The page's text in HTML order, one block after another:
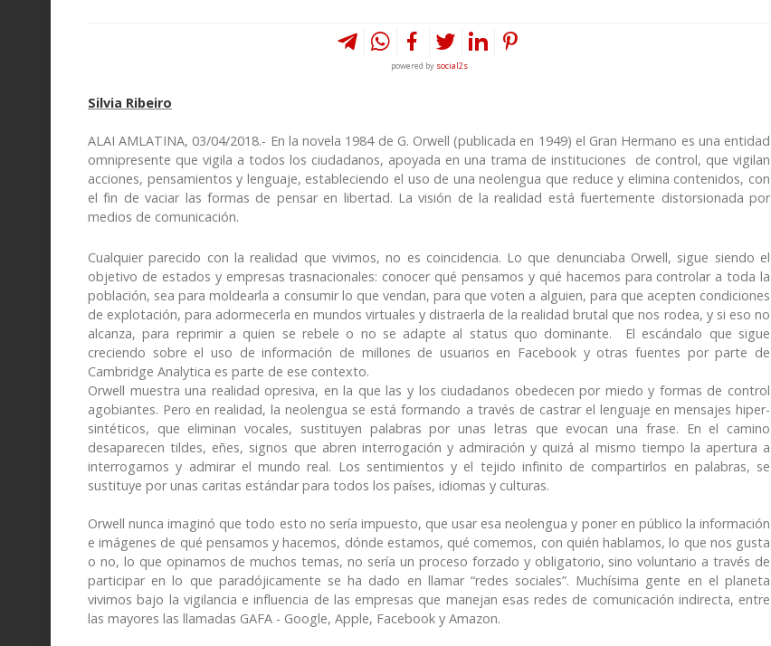
powered by social2s
Silvia Ribeiro
ALAI AMLATINA, 03/04/2018.- En la novela 1984 de G. Orwell (publicada en 1949) el Gran Hermano es una entidad
omnipresente que vigila a todos los ciudadanos, apoyada en una trama de instituciones de control, que vigilan
acciones, pensamientos y lenguaje, estableciendo el uso de una neolengua que reduce y elimina contenidos, con
el fin de vaciar las formas de pensar en libertad. La visión de la realidad está fuertemente distorsionada por
medios de comunicación.
Cualquier parecido con la realidad que vivimos, no es coincidencia. Lo que denunciaba Orwell, sigue siendo el
objetivo de estados y empresas trasnacionales: conocer qué pensamos y qué hacemos para controlar a toda la
población, sea para moldearla a consumir lo que vendan, para que voten a alguien, para que acepten condiciones
de explotación, para adormecerla en mundos virtuales y distraerla de la realidad brutal que nos rodea, y si eso no
alcanza, para reprimir a quien se rebele o no se adapte al status quo dominante. El escándalo que sigue
creciendo sobre el uso de información de millones de usuarios en Facebook y otras fuentes por parte de
Cambridge Analytica es parte de ese contexto.
Orwell muestra una realidad opresiva, en la que las y los ciudadanos obedecen por miedo y formas de control
agobiantes. Pero en realidad, la neolengua se está formando a través de castrar el lenguaje en mensajes hiper-
sintéticos, que eliminan vocales, sustituyen palabras por unas letras que evocan una frase. En el camino
desaparecen tildes, eñes, signos que abren interrogación y admiración y quizá al mismo tiempo la apertura a
interrogarnos y admirar el mundo real. Los sentimientos y el tejido infinito de compartirlos en palabras, se
sustituye por unas caritas estándar para todos los países, idiomas y culturas.
Orwell nunca imaginó que todo esto no sería impuesto, que usar esa neolengua y poner en público la información
e imágenes de qué pensamos y hacemos, dónde estamos, qué comemos, con quién hablamos, lo que nos gusta
o no, lo que opinamos de muchos temas, no sería un proceso forzado y obligatorio, sino voluntario a través de
participar en lo que paradójicamente se ha dado en llamar “redes sociales”. Muchísima gente en el planeta
vivimos bajo la vigilancia e influencia de las empresas que manejan esas redes de comunicación indirecta, entre
las mayores las llamadas GAFA - Google, Apple, Facebook y Amazon.